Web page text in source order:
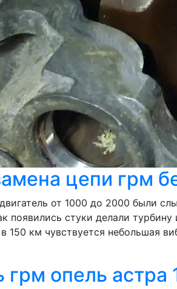
цепи грм
от 1000 до 2000 были
появились стуки делали
км чувствуется небольшая
опель астра